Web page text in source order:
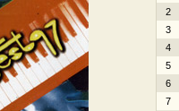
2
3
4
5
6
7